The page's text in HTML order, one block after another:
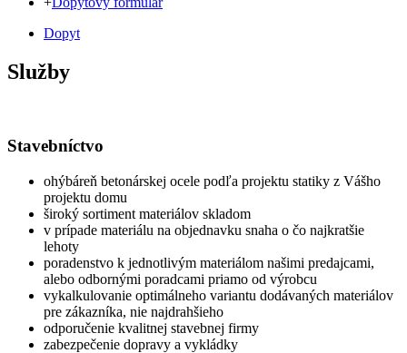
Dopyt
Služby
Stavebníctvo
ohýbáreň betonárskej ocele podľa projektu statiky z Vášho
projektu domu
široký sortiment materiálov skladom
v prípade materiálu na objednavku snaha o čo najkratšie
lehoty
poradenstvo k jednotlivým materiálom našimi predajcami,
alebo odbornými poradcami priamo od výrobcu
vykalkulovanie optimálneho variantu dodávaných materiálov
pre zákazníka, nie najdrahšieho
odporučenie kvalitnej stavebnej firmy
zabezpečenie dopravy a vykládky